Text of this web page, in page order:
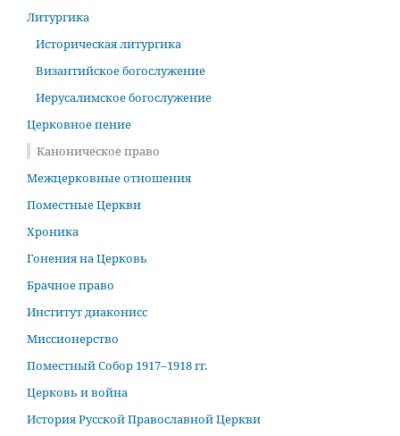
Литургика
Историческая литургика
Византийское богослужение
Иерусалимское богослужение
Церковное пение
Каноническое право
Межцерковные отношения
Поместные Церкви
Хроника
Гонения на Церковь
Брачное право
Институт диаконисс
Миссионерство
Поместный Собор 1917–1918 гг.
Церковь и война
История Русской Православной Церкви